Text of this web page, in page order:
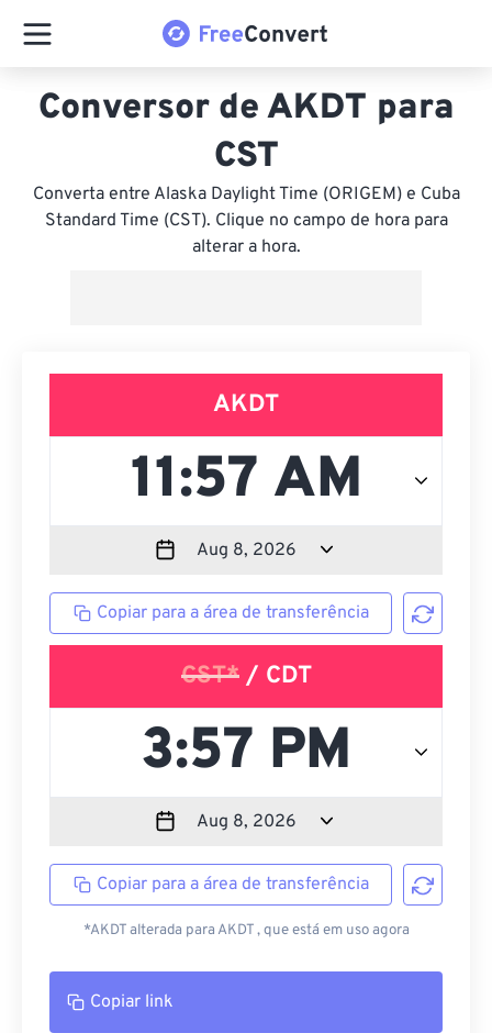
Conversor de AKDT para
CST
Converta entre Alaska Daylight Time (ORIGEM) e Cuba
Standard Time (CST). Clique no campo de hora para
alterar a hora.
AKDT
Copiar para a área de transferência
CST*/ CDT
Copiar para a área de transferência
*AKDT alterada para AKDT , que está em uso agora
Copiar link